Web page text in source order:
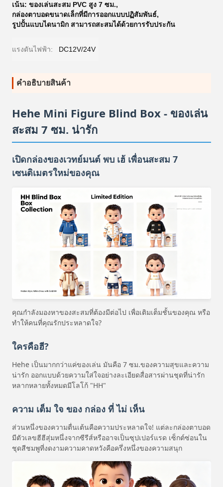
เน้น: ของเล่นสะสม PVC สูง 7 ซม.,
กล่องตาบอดขนาดเล็กที่มีการออกแบบปฏิสัมพันธ์,
รูปปั้นแบบไดนามิก สามารถสะสมได้ด้วยการรับประกัน
แรงดันไฟฟ้า: DC12V/24V
คําอธิบายสินค้า
Hehe Mini Figure Blind Box - ของเล่น
สะสม 7 ซม. น่ารัก
เปิดกล่องของเวทย์มนต์ พบ เฮ้ เพื่อนสะสม 7
เซนติเมตรใหม่ของคุณ
คุณกําลังมองหาของสะสมที่ต้องมีต่อไป เพื่อเติมเต็มชั้นของคุณ หรือ
ทําให้คนที่คุณรักประหลาดใจ?
ใครคือฮี?
Hehe เป็นมากกว่าแค่ของเล่น มันคือ 7 ซม.ของความสุขและความ
น่ารัก ออกแบบด้วยความใส่ใจอย่างละเอียดสื่อสารผ่านชุดที่น่ารัก
หลากหลายทั้งหมดมีโลโก้ "HH"
ความ เต็ม ใจ ของ กล่อง ที่ ไม่ เห็น
ส่วนหนึ่งของความตื่นเต้นคือความประหลาดใจ! แต่ละกล่องตาบอด
มีตัวเลขฮีฮีสุ่มหนึ่งจากซีรีส์หรืออาจเป็นซุปเปอร์แรด เซ็กต์ซ่อนใน
ชุดสีชมพูที่งดงามความคาดหวังคือครึ่งหนึ่งของความสนุก